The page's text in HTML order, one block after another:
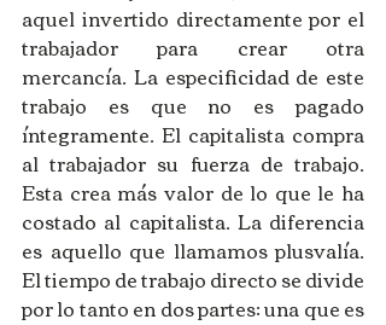
aquel invertido directamente por el
trabajador para crear otra
mercancía. La especificidad de este
trabajo es que no es pagado
íntegramente. El capitalista compra
al trabajador su fuerza de trabajo.
Esta crea más valor de lo que le ha
costado al capitalista. La diferencia
es aquello que llamamos plusvalía.
El tiempo de trabajo directo se divide
por lo tanto en dos partes: una que es